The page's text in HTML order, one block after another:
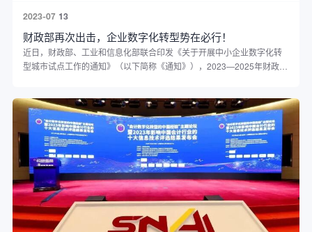
13
2023-07
财政部再次出击，企业数字化转型势在必行！
近日，财政部、工业和信息化部联合印发《关于开展中小企业数字化转
型城市试点工作的通知》（以下简称《通知》），2023—2025年财政
后年度根据实施情况进一步扩大试点范围。